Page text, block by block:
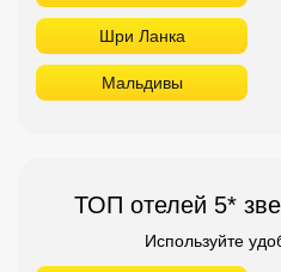
Шри Ланка
Мальдивы
ТОП отелей 5*
Используйте